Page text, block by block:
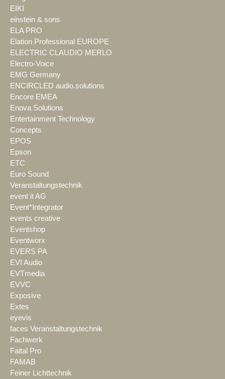
EIKI
einstein & sons
ELA PRO
Elation Professional EUROPE
ELECTRIC CLAUDIO MERLO
Electro-Voice
EMG Germany
ENCIRCLED audio.solutions
Encore EMEA
Enova Solutions
Entertainment Technology
Concepts
EPOS
Epson
ETC
Euro Sound
Veranstaltungstechnik
event it AG
Event*Integrator
events creative
Eventshop
Eventworx
EVERS PA
EVI Audio
EVTmedia
EVVC
Exposive
Extes
eyevis
faces Veranstaltungstechnik
Fachwerk
Faital Pro
FAMAB
Feiner Lichttechnik